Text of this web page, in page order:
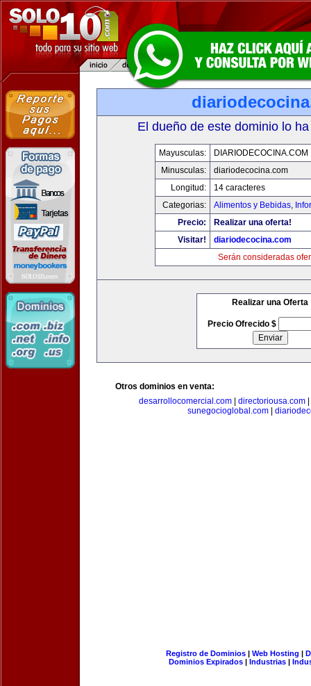
El dueño de este dominio lo
Mayusculas:
DIARIODECOCINA.COM
Minusculas:
diariodecocina.com
Longitud:
14 caracteres
Categorias:
Alimentos y Bebidas,
Precio:
Realizar una oferta!
Visitar!
diariodecocina.com
Serán consideradas
Realizar una Oferta
Precio Ofrecido $
Otros dominios en venta:
desarrollocomercial.com
directoriousa.com
sunegocioglobal.com|
Registro de Dominios| Web Hosting |
Dominios Expirados | Industrias |